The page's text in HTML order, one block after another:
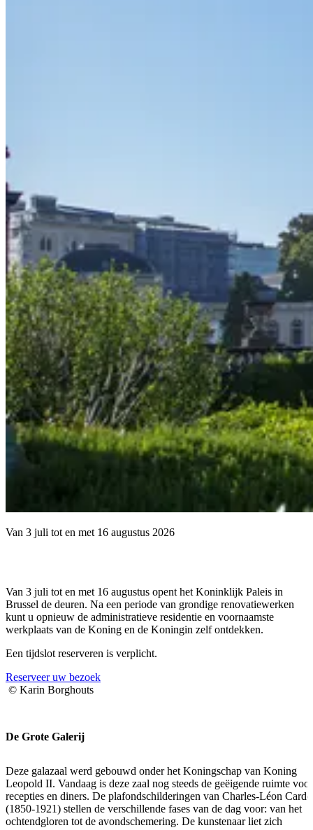
Van 3 juli tot en met 16 augustus 2026
Van 3 juli tot en met 16 augustus opent het Koninklijk Paleis in
Brussel de deuren. Na een periode van grondige renovatiewerken
kunt u opnieuw de administratieve residentie en voornaamste
werkplaats van de Koning en de Koningin zelf ontdekken.
Een tijdslot reserveren is verplicht.
Reserveer uw bezoek